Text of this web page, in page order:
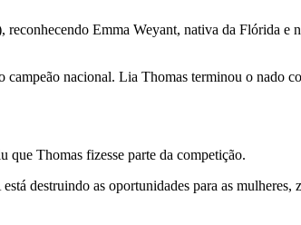
Emma Weyant, nativa da Flórida e
campeão nacional. Lia Thomas terminou o nado
Thomas fizesse parte da competição.
destruindo as oportunidades para as